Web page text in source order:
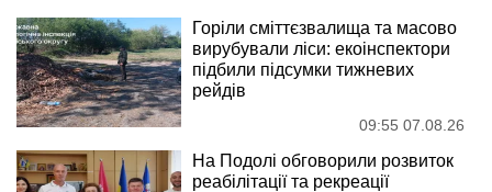
Горіли сміттєзвалища та масово
вирубували ліси: екоінспектори
підбили підсумки тижневих
рейдів
09:55 07.08.26
На Подолі обговорили розвиток
реабілітації та рекреації